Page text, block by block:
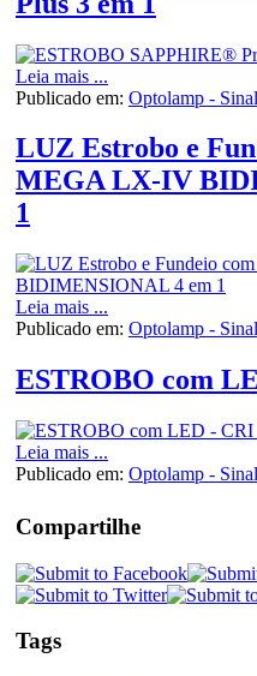
Leia mais ...
Publicado em: Optolamp -
LUZ Estrobo e
MEGA LX-IV
1
Leia mais ...
Publicado em: Optolamp -
ESTROBO com
Leia mais ...
Publicado em: Optolamp -
Compartilhe
Tags